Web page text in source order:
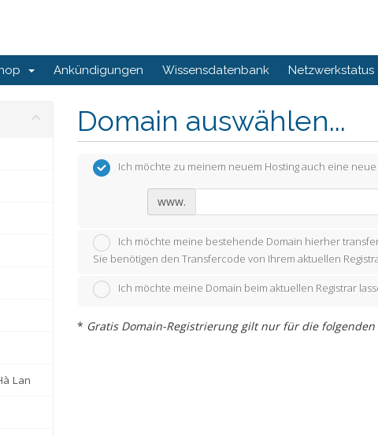
Ankündigungen Wissensdatenbank Netzwerkstatus
Lan
Domain auswählen...
Ich möchte zu meinem neuem Hosting auch eine
www.
Ich möchte meine bestehende Domain hierher
Sie benötigen den Transfercode von Ihrem aktuellen
Ich möchte meine Domain beim aktuellen Registrar
* Gratis Domain-Registrierung gilt nur für die folgenden